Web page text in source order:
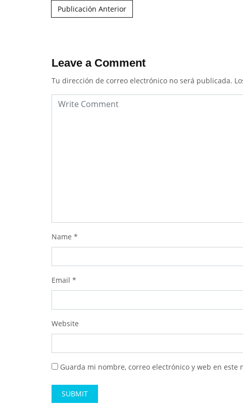
Publicación Anterior
Leave a Comment
Tu dirección de correo electrónico no será publicada.
Name *
Email *
Website
Guarda mi nombre, correo electrónico y web en